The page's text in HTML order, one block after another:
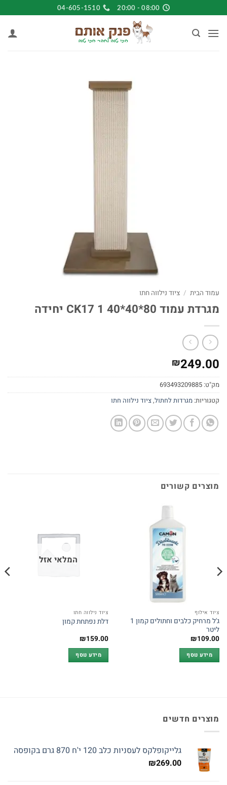
to
content
08:00 - 20:00
04-605-1510
עמוד הבית / ציוד נילווה חתו
מגרדת עמוד 80*40*40 CK17 1 יחידה
₪249.00
מק"ט: 693493209885
קטגוריות: מגרדות לחתול,ציוד נילווה חתו
מוצרים קשורים
ציוד אילוף
ג'ל מרחיק כלבים וחתולים קמון 1
ליטר
₪109.00
מידע נוסף
המלאי אזל
ציוד נילווה חתו
דלת נפתחת קמון
₪159.00
מידע נוסף
מוצרים חדשים
גלייקופלקס לעסניות כלב 120 י'ח 870 גרם בקופסה
₪269.00